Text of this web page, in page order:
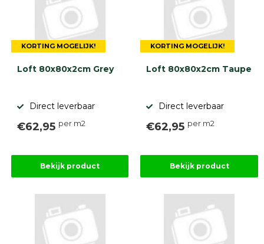
KORTING MOGELIJK!
Loft 80x80x2cm Grey
Direct leverbaar
€62,95 per m2
Bekijk product
KORTING MOGELIJK!
Loft 80x80x2cm Taupe
Direct leverbaar
€62,95 per m2
Bekijk product